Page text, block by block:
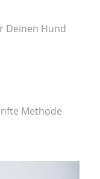
Deinen Hund
Methode